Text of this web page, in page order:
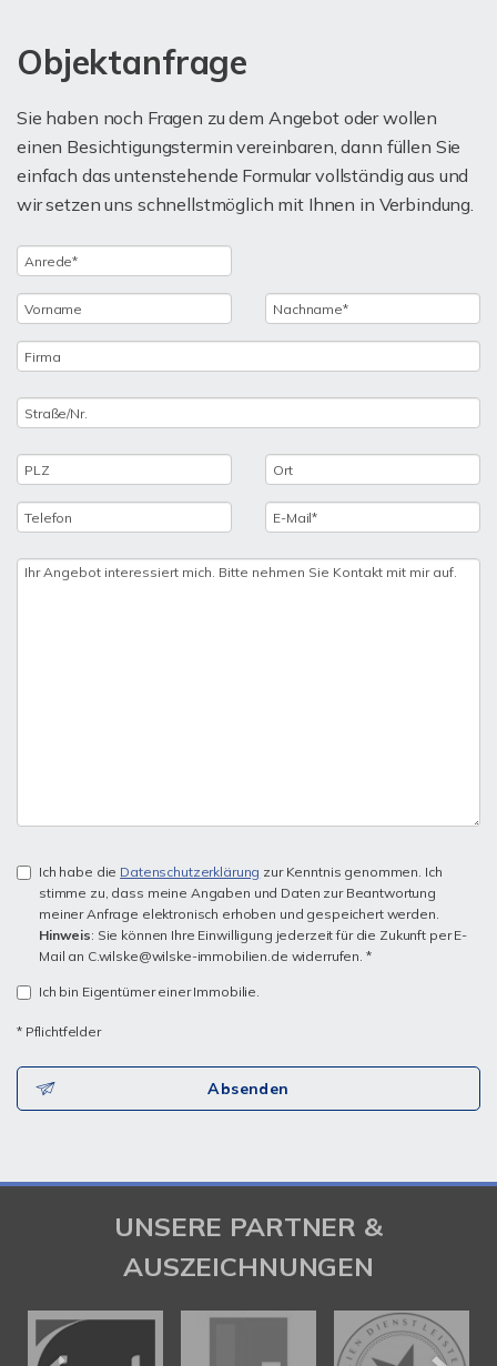
Objektanfrage
Sie haben noch Fragen zu dem Angebot oder wollen
einen Besichtigungstermin vereinbaren, dann füllen Sie
einfach das untenstehende Formular vollständig aus und
wir setzen uns schnellstmöglich mit Ihnen in Verbindung.
Ich habe die Datenschutzerklärung zur Kenntnis genommen. Ich
stimme zu, dass meine Angaben und Daten zur Beantwortung
meiner Anfrage elektronisch erhoben und gespeichert werden.
Hinweis: Sie können Ihre Einwilligung jederzeit für die Zukunft per E-
Mail an C.wilske@wilske-immobilien.de widerrufen. *
Ich bin Eigentümer einer Immobilie.
* Pflichtfelder
Absenden
UNSERE PARTNER &
AUSZEICHNUNGEN